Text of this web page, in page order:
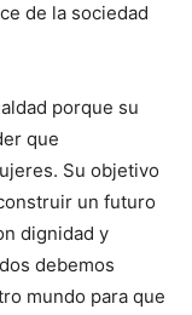
de la sociedad
porque su
que
Su objetivo
un futuro
dignidad y
debemos
mundo para que